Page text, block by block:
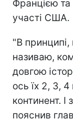
Францією та
участі США.
"В принципі,
називаю,
довгою
ось їх 2, 3,
континент. І
пояснив